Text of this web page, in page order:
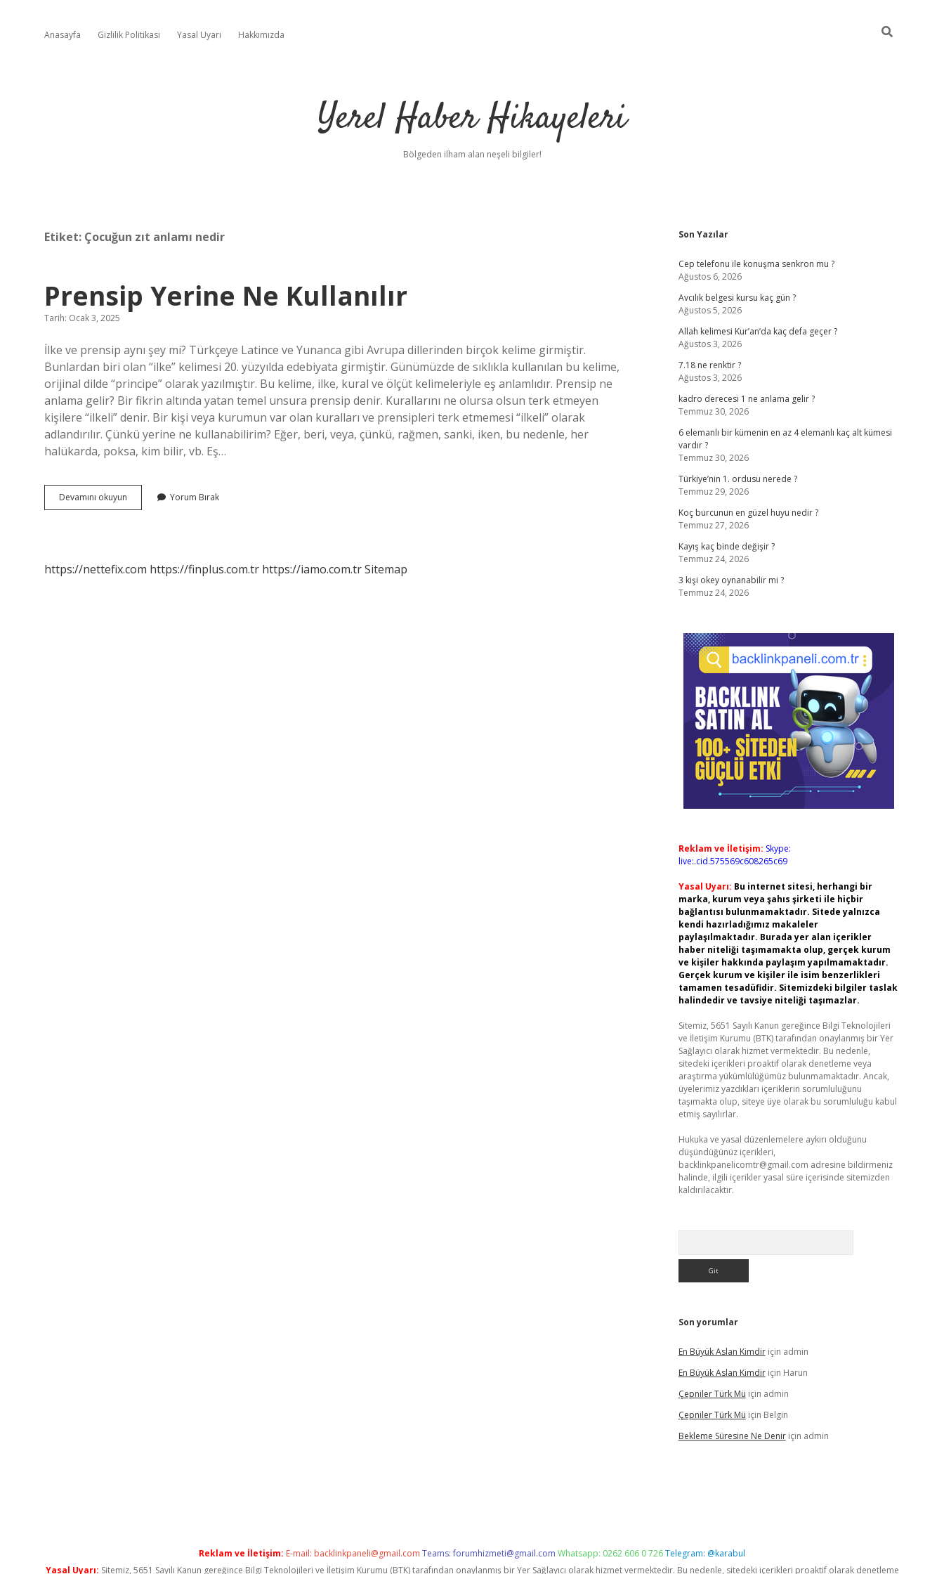
Anasayfa Gizlilik Politikası Yasal Uyarı Hakkımızda
Yerel Haber Hikayeleri
Bölgeden ilham alan neşeli bilgiler!
Etiket: Çocuğun zıt anlamı nedir
Prensip Yerine Ne Kullanılır
Tarih: Ocak 3, 2025
İlke ve prensip aynı şey mi? Türkçeye Latince ve Yunanca gibi Avrupa dillerinden birçok kelime girmiştir.
Bunlardan biri olan “ilke” kelimesi 20. yüzyılda edebiyata girmiştir. Günümüzde de sıklıkla kullanılan bu kelime,
orijinal dilde “principe” olarak yazılmıştır. Bu kelime, ilke, kural ve ölçüt kelimeleriyle eş anlamlıdır. Prensip ne
anlama gelir? Bir fikrin altında yatan temel unsura prensip denir. Kurallarını ne olursa olsun terk etmeyen
kişilere “ilkeli” denir. Bir kişi veya kurumun var olan kuralları ve prensipleri terk etmemesi “ilkeli” olarak
adlandırılır. Çünkü yerine ne kullanabilirim? Eğer, beri, veya, çünkü, rağmen, sanki, iken, bu nedenle, her
halükarda, poksa, kim bilir, vb. Eş…
Devamını okuyun
Yerine
Yorum Bırak
https://nettefix.com https://finplus.com.tr https://iamo.com.trSitemap
Sidebar
Son Yazılar
Cep telefonu ile konuşma senkron mu ?
Ağustos 6, 2026
Avcılık belgesi kursu kaç gün ?
Ağustos 5, 2026
Allah kelimesi Kur’an’da kaç defa geçer ?
Ağustos 3, 2026
7.18 ne renktir ?
Ağustos 3, 2026
kadro derecesi 1 ne anlama gelir ?
Temmuz 30, 2026
6 elemanlı bir kümenin en az 4 elemanlı kaç alt kümesi
vardır ?
Temmuz 30, 2026
Türkiye’nin 1. ordusu nerede ?
Temmuz 29, 2026
Koç burcunun en güzel huyu nedir ?
Temmuz 27, 2026
Kayış kaç binde değişir ?
Temmuz 24, 2026
3 kişi okey oynanabilir mi ?
Temmuz 24, 2026
Reklam ve İletişim: Skype:
live:.cid.575569c608265c69
Yasal Uyarı: Bu internet sitesi, herhangi bir
marka, kurum veya şahıs şirketi ile hiçbir
bağlantısı bulunmamaktadır. Sitede yalnızca
kendi hazırladığımız makaleler
paylaşılmaktadır. Burada yer alan içerikler
haber niteliği taşımamakta olup, gerçek kurum
ve kişiler hakkında paylaşım yapılmamaktadır.
Gerçek kurum ve kişiler ile isim benzerlikleri
tamamen tesadüfidir. Sitemizdeki bilgiler taslak
halindedir ve tavsiye niteliği taşımazlar.
Sitemiz, 5651 Sayılı Kanun gereğince Bilgi Teknolojileri
ve İletişim Kurumu (BTK) tarafından onaylanmış bir Yer
Sağlayıcı olarak hizmet vermektedir. Bu nedenle,
sitedeki içerikleri proaktif olarak denetleme veya
araştırma yükümlülüğümüz bulunmamaktadır. Ancak,
üyelerimiz yazdıkları içeriklerin sorumluluğunu
taşımakta olup, siteye üye olarak bu sorumluluğu kabul
etmiş sayılırlar.
Hukuka ve yasal düzenlemelere aykırı olduğunu
düşündüğünüz içerikleri,
backlinkpanelicomtr@gmail.com adresine bildirmeniz
halinde, ilgili içerikler yasal süre içerisinde sitemizden
kaldırılacaktır.
Son yorumlar
En Büyük Aslan Kimdiriçin admin
En Büyük Aslan Kimdiriçin Harun
Çepniler Türk Mü için admin
Çepniler Türk Mü için Belgin
Bekleme Süresine Ne Deniriçin admin
Reklam ve İletişim: E-mail: backlinkpaneli@gmail.com Teams:forumhizmeti@gmail.com Whatsapp: 0262 606 0 726Telegram: @karabul
Yasal Uyarı: Sitemiz, 5651 Sayılı Kanun gereğince Bilgi Teknolojileri ve İletişim Kurumu (BTK) tarafından onaylanmış bir Yer Sağlayıcı olarak hizmet vermektedir. Bu nedenle, sitedeki içerikleri proaktif olarak denetleme